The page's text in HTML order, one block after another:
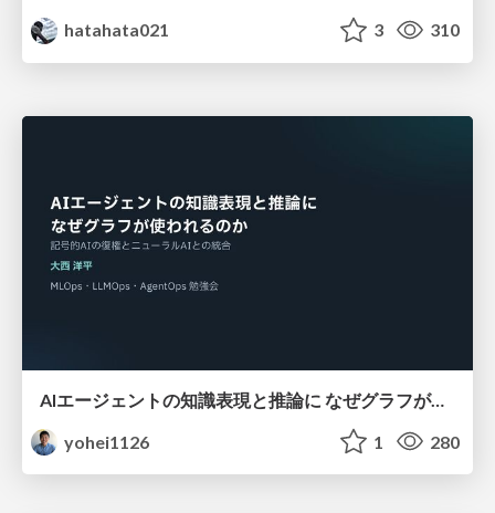
hatahata021
3 310
AIエージェントの知識表現と推論に なぜグラフが使われるのか - 記号的AIの復権とニューラルAIとの統合
yohei1126
1 280